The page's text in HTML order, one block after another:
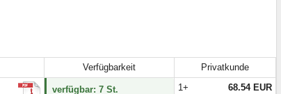
Verfügbarkeit
Privatkunde
verfügbar: 7 St. 1+ 68.54 EUR